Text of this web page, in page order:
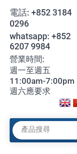
電話: +852 3184
0296
whatsapp: +852
6207 9984
營業時間:
週一至週五
11:00am-7:00pm
週六應要求